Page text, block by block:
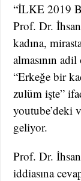
“İLKE 2019
Prof. Dr.
kadına,
almasının
“Erkeğe bir
zulüm işte”
youtube’deki
geliyor.
Prof. Dr.
iddiasına